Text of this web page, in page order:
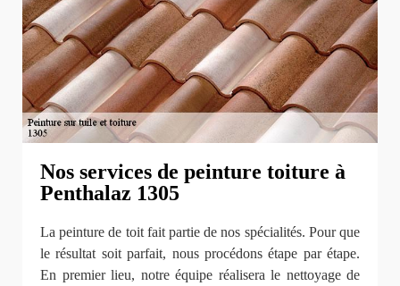
Nos services de peinture toiture à
Penthalaz 1305
La peinture de toit fait partie de nos spécialités. Pour que
le résultat soit parfait, nous procédons étape par étape.
En premier lieu, notre équipe réalisera le nettoyage de